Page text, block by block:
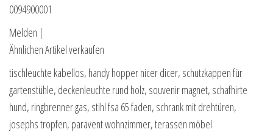
0094900001
Melden |
Ähnlichen Artikel verkaufen
tischleuchte kabellos, handy hopper nicer dicer, schutzkappen für
gartenstühle, deckenleuchte rund holz, souvenir magnet, schafhirte
hund, ringbrenner gas, stihl fsa 65 faden, schrank mit drehtüren,
josephs tropfen, paravent wohnzimmer, terassen möbel